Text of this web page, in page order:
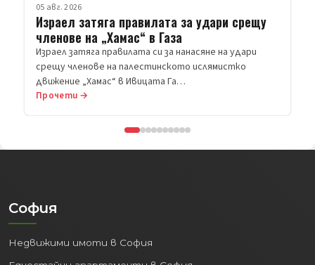
05 авг. 2026
Русия порази Киев с балистични ракети;
Украйна – склад на Wildberies
Продължава размяната на удари между Русия и
Украйна. 15 души са убити, а над 50 са ранени при нова
руска…
Прочети →
София
Недвижими имоти в София